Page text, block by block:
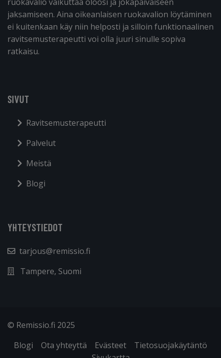
jaksamiseen. Aina oikeanlaisen ruokavalion löytäminen
ei kuitenkaan käy niin helposti ja silloin funktionaalinen
ravitsemusterapeutti voi olla juuri sinulle sopiva
ratkaisu.
SIVUT
Ravitsemusterapeutti
Palvelut
Meistä
Blogi
YHTEYSTIEDOT
tarjous@remissio.fi
Tampere, Suomi
© Remissio.fi 2025
Blogi
Ota yhteyttä Evästeet
Tietosuojakäytäntö